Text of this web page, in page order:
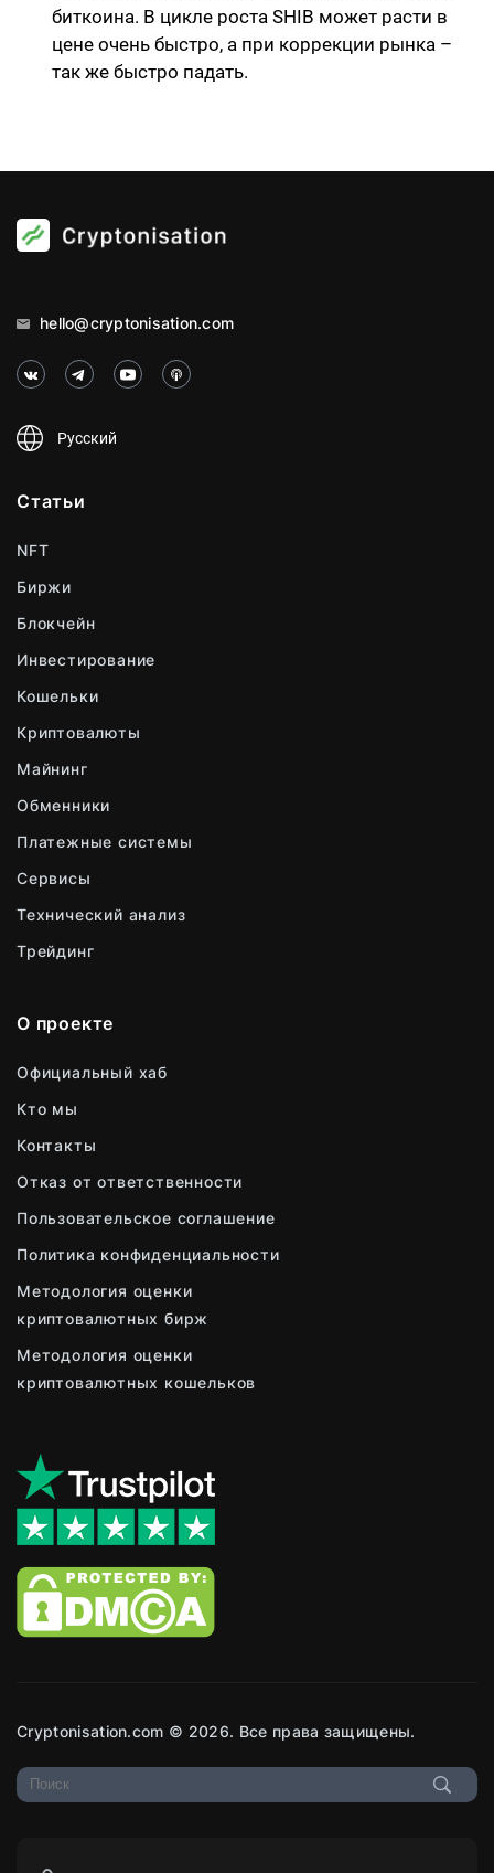
биткоина. В цикле роста SHIB может расти в
цене очень быстро, а при коррекции рынка –
так же быстро падать.
hello@cryptonisation.com
Русский
Статьи
NFT
Биржи
Блокчейн
Инвестирование
Кошельки
Криптовалюты
Майнинг
Обменники
Платежные системы
Сервисы
Технический анализ
Трейдинг
О проекте
Официальный хаб
Кто мы
Контакты
Отказ от ответственности
Пользовательское соглашение
Политика конфиденциальности
Методология оценки
криптовалютных бирж
Методология оценки
криптовалютных кошельков
Cryptonisation.com © 2026. Все права защищены.